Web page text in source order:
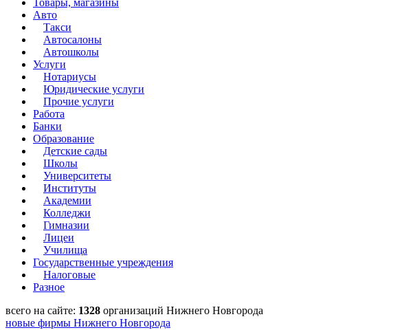
Товары, магазины
Авто
Такси
Автосалоны
Автошколы
Услуги
Нотариусы
Юридические услуги
Прочие услуги
Работа
Банки
Образование
Детские сады
Школы
Университеты
Институты
Академии
Колледжи
Гимназии
Лицеи
Училища
Государственные учреждения
Налоговые
Разное
всего на сайте: 1328 организаций Нижнего Новгорода
новые фирмы Нижнего Новгорода